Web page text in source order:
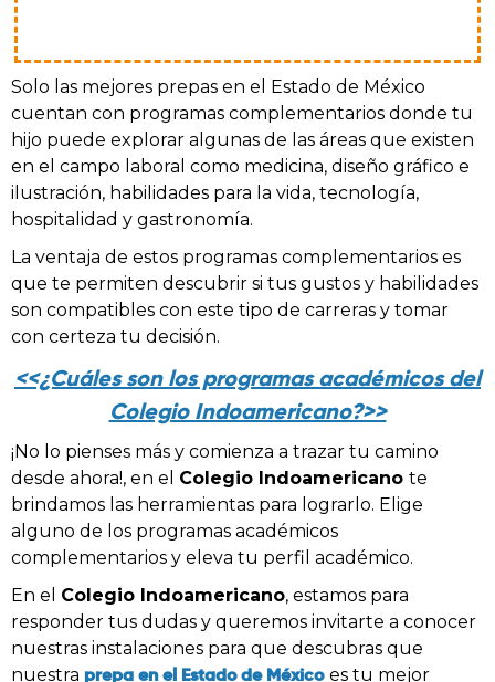
Solo las mejores prepas en el Estado de México
cuentan con programas complementarios donde tu
hijo puede explorar algunas de las áreas que existen
en el campo laboral como medicina, diseño gráfico e
ilustración, habilidades para la vida, tecnología,
hospitalidad y gastronomía.
La ventaja de estos programas complementarios es
que te permiten descubrir si tus gustos y habilidades
son compatibles con este tipo de carreras y tomar
con certeza tu decisión.
<<¿Cuáles son los programas académicos del
Colegio Indoamericano?>>
¡No lo pienses más y comienza a trazar tu camino
desde ahora!, en el Colegio Indoamericano te
brindamos las herramientas para lograrlo. Elige
alguno de los programas académicos
complementarios y eleva tu perfil académico.
En el Colegio Indoamericano, estamos para
responder tus dudas y queremos invitarte a conocer
nuestras instalaciones para que descubras que
nuestra prepa en el Estado de México es tu mejor